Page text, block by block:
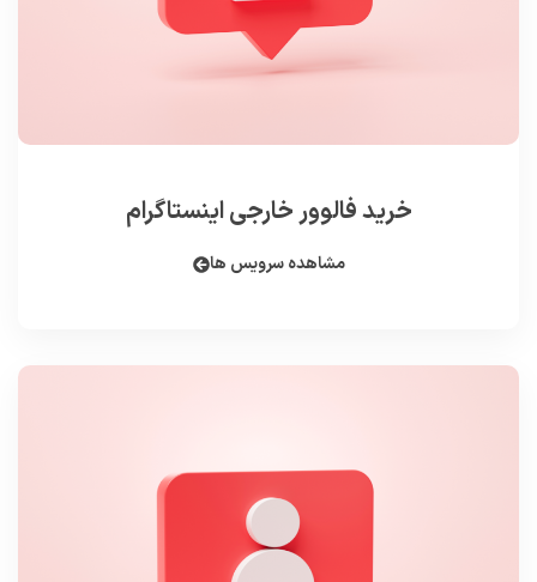
مشاهده سرویس ها